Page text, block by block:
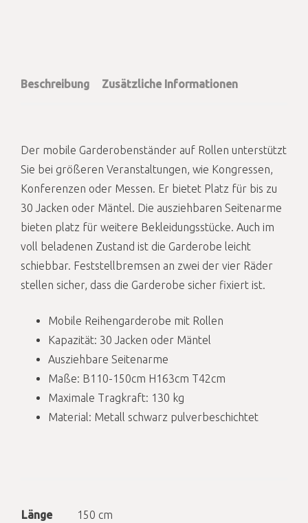
Beschreibung Zusätzliche Informationen
Der mobile Garderobenständer auf Rollen unterstützt
Sie bei größeren Veranstaltungen, wie Kongressen,
Konferenzen oder Messen. Er bietet Platz für bis zu
30 Jacken oder Mäntel. Die ausziehbaren Seitenarme
bieten platz für weitere Bekleidungsstücke. Auch im
voll beladenen Zustand ist die Garderobe leicht
schiebbar. Feststellbremsen an zwei der vier Räder
stellen sicher, dass die Garderobe sicher fixiert ist.
Mobile Reihengarderobe mit Rollen
Kapazität: 30 Jacken oder Mäntel
Ausziehbare Seitenarme
Maße: B110-150cm H163cm T42cm
Maximale Tragkraft: 130 kg
Material: Metall schwarz pulverbeschichtet
Länge 150 cm